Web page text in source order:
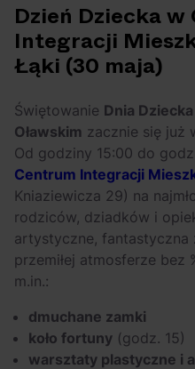
03.08.2026
Arctic Monkeys i
Bring Me The
Horizon. Lustrzane
kariery zespołów z
Sheffield
Dzień Dziecka
Integracji
Łąki (30 maja)
Świętowanie Dnia
Oławskim zacznie się już
Od godziny 15:00 do
Centrum Integracji
Kniaziewicza 29) na
rodziców, dziadków i
artystyczne, fantastyczna
przemiłej atmosferze bez
m.in.:
dmuchane zamki
koło fortuny (godz. 15)
warsztaty plastyczne i